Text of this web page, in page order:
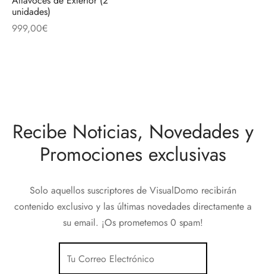
unidades)
999,00€
Recibe Noticias, Novedades y
Promociones exclusivas
Solo aquellos suscriptores de VisualDomo recibirán
contenido exclusivo y las últimas novedades directamente a
su email. ¡Os prometemos 0 spam!
Equipos de Sonido
en Informática